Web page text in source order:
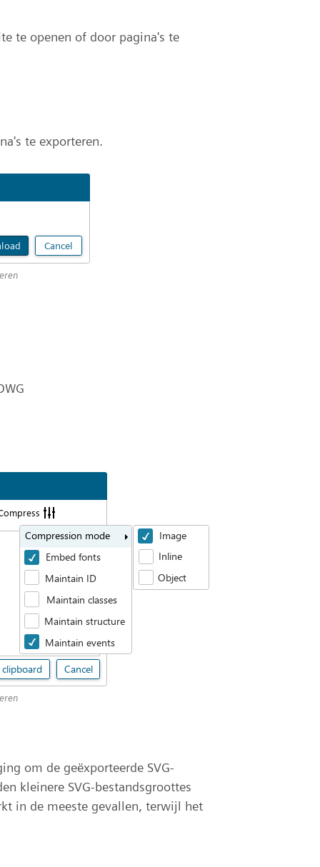
te openen of door pagina's te
te exporteren.
om de geëxporteerde SVG-
kleinere SVG-bestandsgroottes
in de meeste gevallen, terwijl het